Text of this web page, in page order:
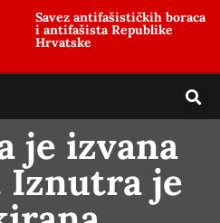
Savez antifašističkih boraca
i antifašista Republike
Hrvatske
je izvana
Iznutra je